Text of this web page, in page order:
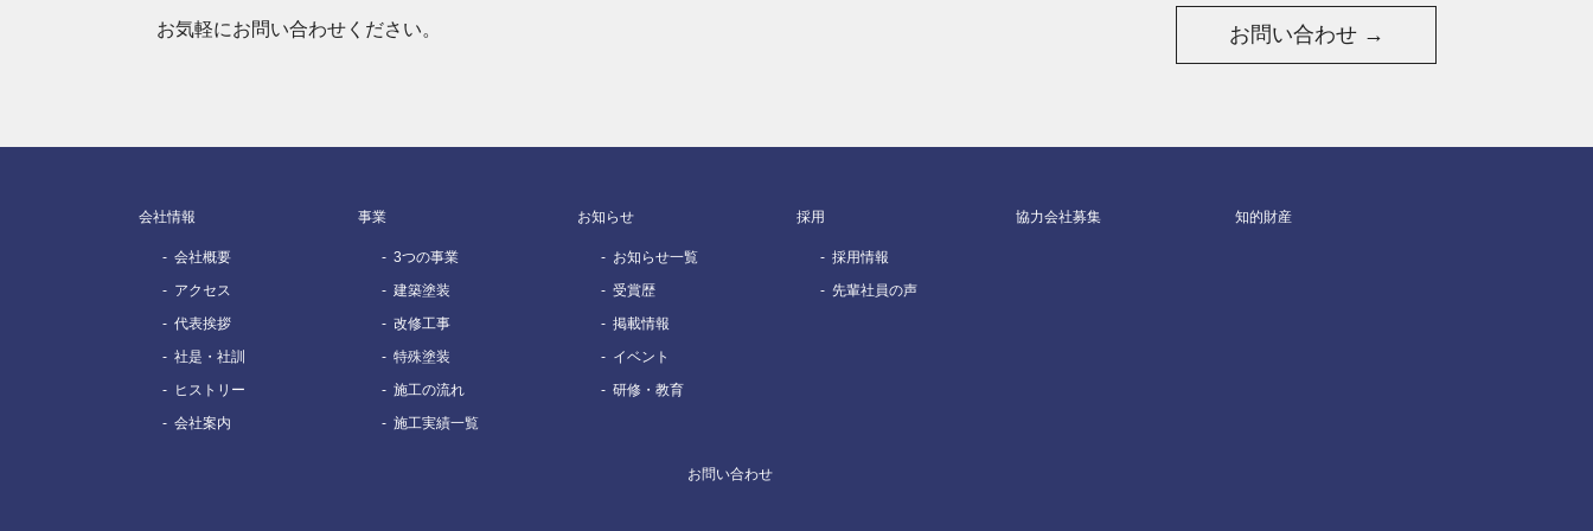
お気軽にお問い合わせください。 お問い合わせ →
会社情報
会社概要
アクセス
代表挨拶
社是・社訓
ヒストリー
会社案内
事業
3つの事業
建築塗装
改修工事
特殊塗装
施工の流れ
施工実績一覧
お知らせ
お知らせ一覧
受賞歴
掲載情報
イベント
研修・教育
採用
採用情報
先輩社員の声
協力会社募集 知的財産
お問い合わせ